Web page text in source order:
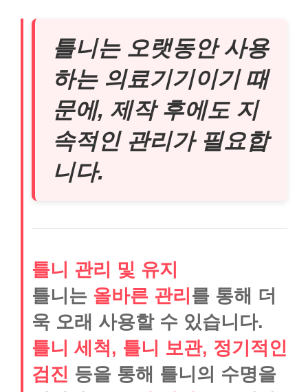
틀니는 오랫동안 사용
하는 의료기기이기 때
문에, 제작 후에도 지
속적인 관리가 필요합
니다.
틀니 관리 및 유지
틀니는 올바른 관리 를 통해 더
욱 오래 사용할 수 있습니다.
틀니 세척, 틀니 보관, 정기적인
검진 등을 통해 틀니의 수명을